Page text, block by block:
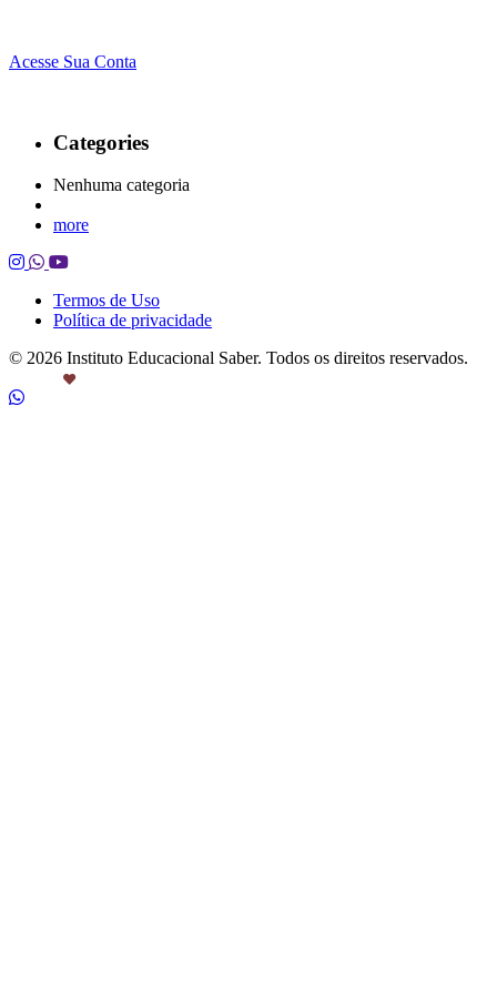
Acesse Sua Conta
Categories
Nenhuma categoria
more
Termos de Uso
Política de privacidade
© 2026 Instituto Educacional Saber. Todos os direitos reservados.
por Castanheira.Work